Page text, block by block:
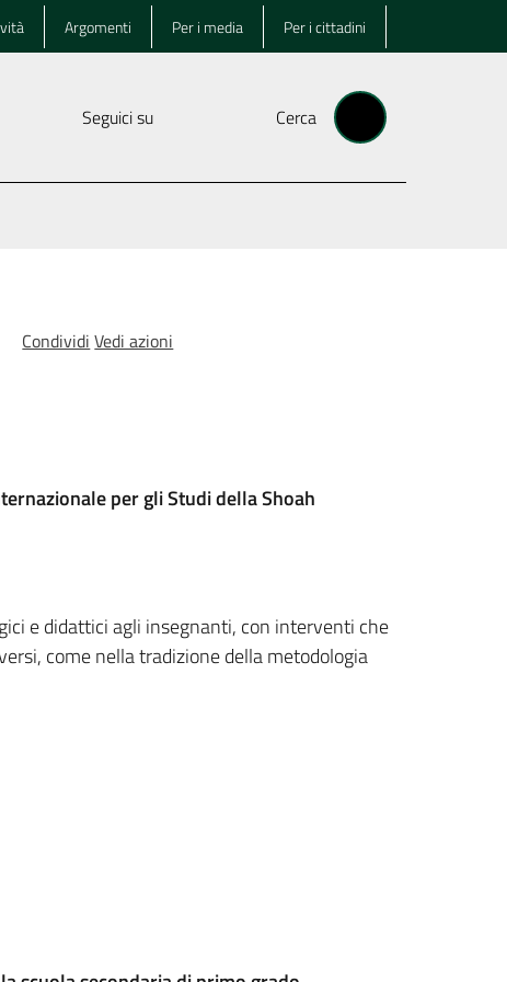
Argomenti Per i media Per i cittadini
Seguici su Cerca
Condividi Vedi azioni
per gli Studi della Shoah
e didattici agli insegnanti, con interventi che
come nella tradizione della metodologia